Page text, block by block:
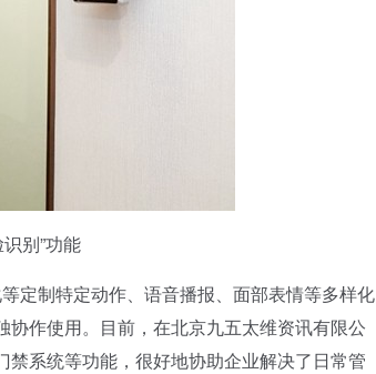
别”功能
定制特定动作、语音播报、面部表情等多样化
作使用。目前，在北京九五太维资讯有限公
系统等功能，很好地协助企业解决了日常管